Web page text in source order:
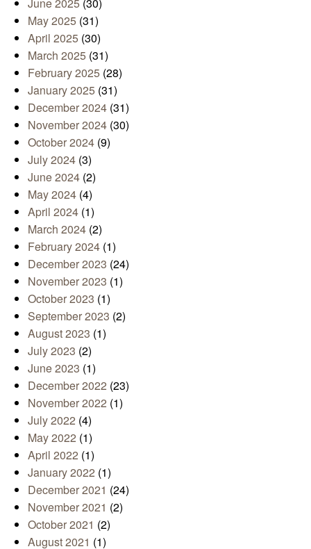
June 2025 (30)
May 2025 (31)
April 2025 (30)
March 2025 (31)
February 2025 (28)
January 2025 (31)
December 2024 (31)
November 2024 (30)
October 2024 (9)
July 2024 (3)
June 2024 (2)
May 2024 (4)
April 2024 (1)
March 2024 (2)
February 2024 (1)
December 2023 (24)
November 2023 (1)
October 2023 (1)
September 2023 (2)
August 2023 (1)
July 2023 (2)
June 2023 (1)
December 2022 (23)
November 2022 (1)
July 2022 (4)
May 2022 (1)
April 2022 (1)
January 2022 (1)
December 2021 (24)
November 2021 (2)
October 2021 (2)
August 2021 (1)